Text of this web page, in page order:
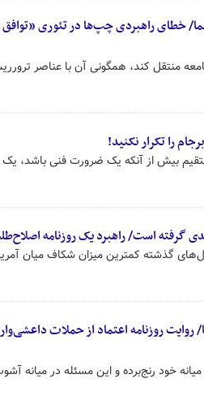
خطای راهبردی چپ‌ها در تئوری
منتقل کند، همگونی آن با عناصر
را تکرار نکنید!
مستقیم بیش از آنکه یک ضرورت فنی باشد،
گرفته است/ راهبرد یک روزنامه
گذشته کمترین میزان شکاف میان
خود رنج‌برده و این مسئله در میانه